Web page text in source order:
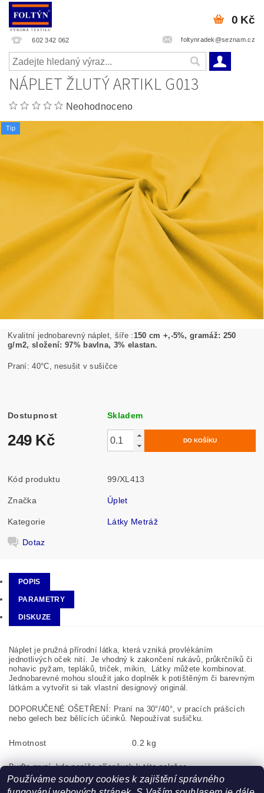
602 342 062 foltynradek@seznam.cz
0 Kč
NÁPLET ŽLUTÝ ARTIKL G013
Neohodnoceno
Tip
Kvalitní jednobarevný náplet, šíře : 150 cm +,-5%, gramáž: 250
g/m2, složení: 97% bavlna, 3% elastan.
Praní: 40°C, nesušit v sušičce
Dostupnost Skladem
249 Kč
Kód produktu 99/XL413
Značka Úplet
Kategorie Látky Metráž
Dotaz
POPIS
PARAMETRY
DISKUZE
Náplet je pružná přírodní látka, která vzniká provlékáním
jednotlivých oček nití. Je vhodný k zakončení rukávů, průkrčníků či
nohavic pyžam, tepláků, triček, mikin, Látky můžete kombinovat.
Jednobarevné mohou sloužit jako doplněk k potištěným či barevným
látkám a vytvořit si tak vlastní designový originál.
DOPORUČENÉ OŠETŘENÍ: Praní na 30°/40°, v pracích prášcích
nebo gelech bez bělících účinků. Nepoužívat sušičku.
Hmotnost 0.2 kg
Buďte první, kdo napíše příspěvek k této položce.
Pouze registrovaní uživatelé mohou vkládat příspěvky. Prosím
Používáme soubory cookies k zajištění správného